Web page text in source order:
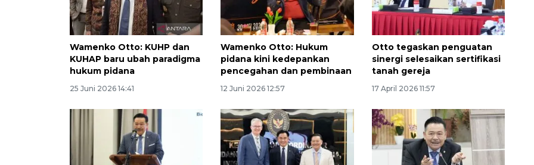
Wamenko Otto: KUHP dan
KUHAP baru ubah paradigma
hukum pidana
25 Juni 2026 14:41
Wamenko Otto: Hukum
pidana kini kedepankan
pencegahan dan pembinaan
12 Juni 2026 12:57
Otto tegaskan penguatan
sinergi selesaikan sertifikasi
tanah gereja
17 April 2026 11:57